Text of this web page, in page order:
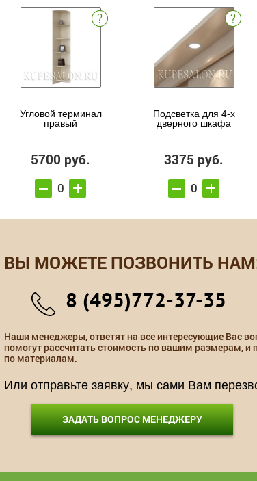
Угловой терминал
правый
5700 руб.
Подсветка для 4-х
дверного шкафа
3375 руб.
ВЫ МОЖЕТЕ ПОЗВОНИТЬ
8 (495)772-37-35
Наши менеджеры, ответят на все интересующие Вас
помогут рассчитать стоимость по вашим размерам, и
по материалам.
Или отправьте заявку, мы сами Вам
ЗАДАТЬ ВОПРОС МЕНЕДЖЕРУ